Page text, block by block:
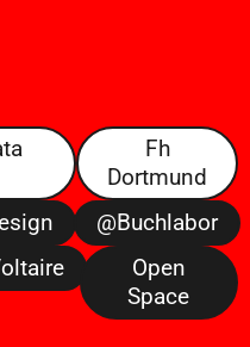
Fh
Dortmund
@buchlabor
Open
Space